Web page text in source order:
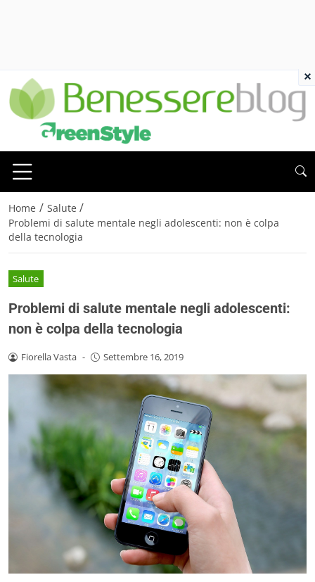
Home / Salute /
Problemi di salute mentale negli adolescenti: non è colpa
della tecnologia
Salute
Problemi di salute mentale negli adolescenti:
non è colpa della tecnologia
Fiorella Vasta - Settembre 16, 2019
×